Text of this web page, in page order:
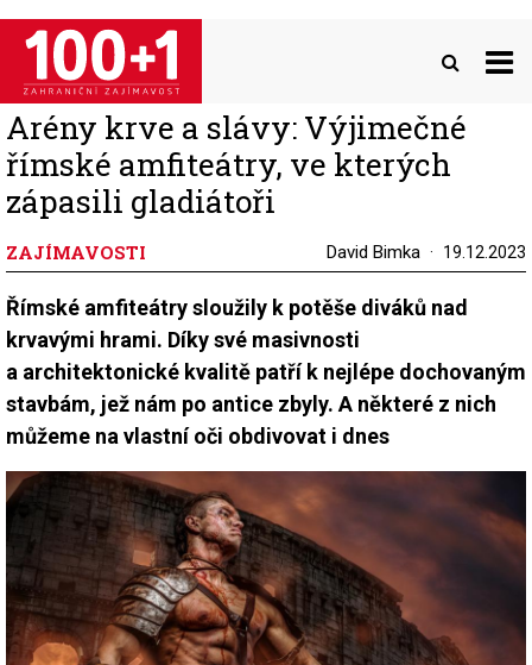
Přejít
hlavnímu
obsahu
Arény krve a slávy: Výjimečné
římské amfiteátry, ve kterých
zápasili gladiátoři
ZAJÍMAVOSTI David Bimka 19.12.2023
Římské amfiteátry sloužily k potěše diváků nad
krvavými hrami. Díky své masivnosti
a architektonické kvalitě patří k nejlépe dochovaným
stavbám, jež nám po antice zbyly. A některé z nich
můžeme na vlastní oči obdivovat i dnes